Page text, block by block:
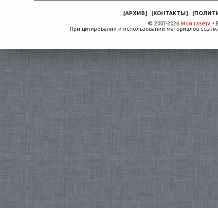
[АРХИВ] [КОНТАКТЫ] [
© 2007-2026 Моя газета •
При цитировании и использовании материалов